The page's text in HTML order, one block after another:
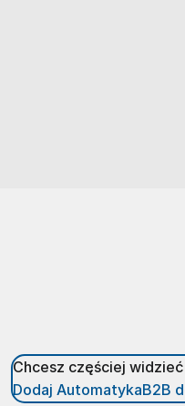
Chcesz częściej
Dodaj AutomatykaB2B